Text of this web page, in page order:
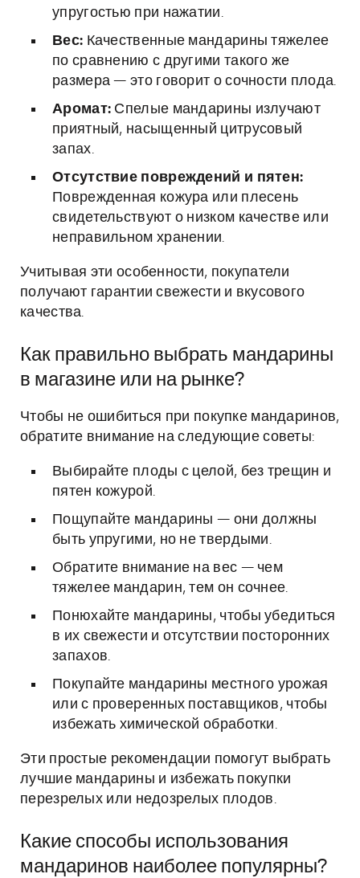
упругостью при нажатии.
Вес: Качественные мандарины тяжелее
по сравнению с другими такого же
размера — это говорит о сочности плода.
Аромат: Спелые мандарины излучают
приятный, насыщенный цитрусовый
запах.
Отсутствие повреждений и пятен:
Поврежденная кожура или плесень
свидетельствуют о низком качестве или
неправильном хранении.
Учитывая эти особенности, покупатели
получают гарантии свежести и вкусового
качества.
Как правильно выбрать мандарины
в магазине или на рынке?
Чтобы не ошибиться при покупке мандаринов,
обратите внимание на следующие советы:
Выбирайте плоды с целой, без трещин и
пятен кожурой.
Пощупайте мандарины — они должны
быть упругими, но не твердыми.
Обратите внимание на вес — чем
тяжелее мандарин, тем он сочнее.
Понюхайте мандарины, чтобы убедиться
в их свежести и отсутствии посторонних
запахов.
Покупайте мандарины местного урожая
или с проверенных поставщиков, чтобы
избежать химической обработки.
Эти простые рекомендации помогут выбрать
лучшие мандарины и избежать покупки
перезрелых или недозрелых плодов.
Какие способы использования
мандаринов наиболее популярны?